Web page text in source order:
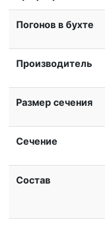
Погонов в бухте
Производитель
Размер сечения
Сечение
Состав